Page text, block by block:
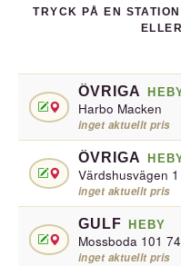
TRYCK PÅ EN
ÖVRIGA
Harbo Macken
inget aktuellt pris
ÖVRIGA
Värdshusvägen
inget aktuellt pris
GULF HEBY
Mossboda 101
inget aktuellt pris